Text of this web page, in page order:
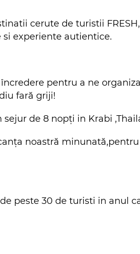
cerute de turistii
experiente autientice.
pentru a ne
fară griji!
de 8 nopți in Krabi
noastră
peste 30 de turisti in anul